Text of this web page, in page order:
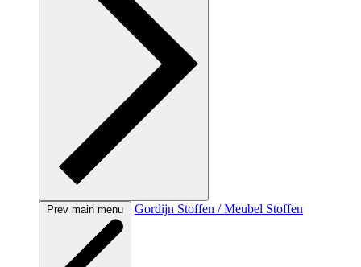
Prev main menu Gordijn Stoffen / Meubel Stoffen